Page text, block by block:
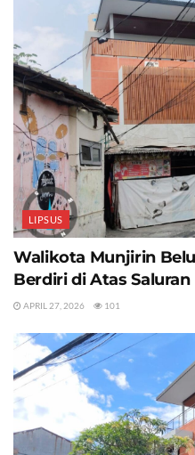
LIPSUS
Walikota Munjirin
Berdiri di Atas Saluran
APRIL 27, 2026 101